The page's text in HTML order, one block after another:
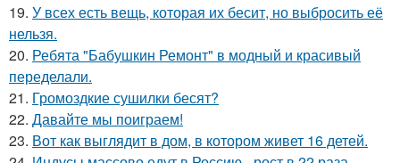
19. У всех есть вещь, которая их бесит, но выбросить её
нельзя.
20. Ребята "Бабушкин Ремонт" в модный и красивый
переделали.
21. Громоздкие сушилки бесят?
22. Давайте мы поиграем!
23. Вот как выглядит в дом, в котором живет 16 детей.